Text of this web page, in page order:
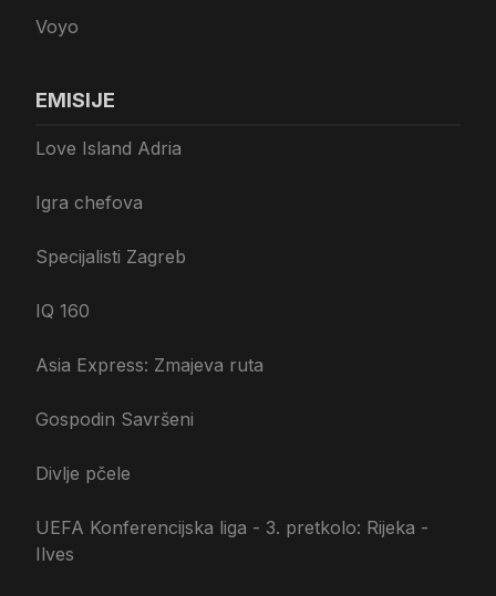
Voyo
EMISIJE
Love Island Adria
Igra chefova
Specijalisti Zagreb
IQ 160
Asia Express: Zmajeva ruta
Gospodin Savršeni
Divlje pčele
UEFA Konferencijska liga - 3. pretkolo: Rijeka -
Ilves